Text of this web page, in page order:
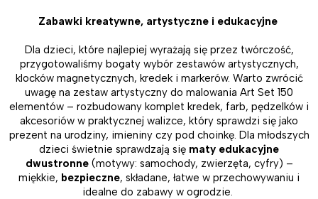
Zabawki kreatywne, artystyczne i edukacyjne
Dla dzieci, które najlepiej wyrażają się przez twórczość,
przygotowaliśmy bogaty wybór zestawów artystycznych,
klocków magnetycznych, kredek i markerów. Warto zwrócić
uwagę na zestaw artystyczny do malowania Art Set 150
elementów – rozbudowany komplet kredek, farb, pędzelków i
akcesoriów w praktycznej walizce, który sprawdzi się jako
prezent na urodziny, imieniny czy pod choinkę. Dla młodszych
dzieci świetnie sprawdzają się maty edukacyjne
dwustronne(motywy: samochody, zwierzęta, cyfry) –
miękkie, bezpieczne, składane, łatwe w przechowywaniu i
idealne do zabawy w ogrodzie.